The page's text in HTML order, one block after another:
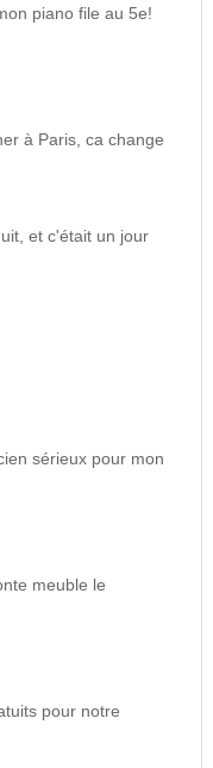
piano file au 5e!
à Paris, ca change
et c'était un jour
sérieux pour mon
meuble le
pour notre